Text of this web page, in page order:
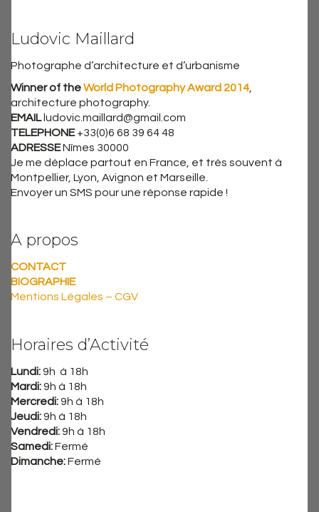
Ludovic Maillard
Photographe d’architecture et d’urbanisme
Winner of theWorld Photography Award 2014
architecture photography.
EMAIL ludovic.maillard@gmail.com
TELEPHONE+33(0)6 68 39 64 48
ADRESSENîmes 30000
Je me déplace partout en France, et très souvent à
Montpellier, Lyon, Avignon et Marseille.
Envoyer un SMS pour une réponse rapide !
A propos
CONTACT
BIOGRAPHIE
Mentions Légales – CGV
Horaires d’Activité
Lundi:9h à 18h
Mardi:9h à 18h
Mercredi:9h à 18h
Jeudi:9h à 18h
Vendredi:9h à 18h
Samedi:Fermé
Dimanche:Fermé